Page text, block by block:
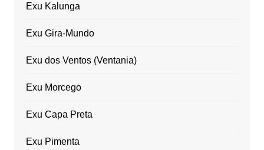
Exu Kalunga
Exu Gira-Mundo
Exu dos Ventos (Ventania)
Exu Morcego
Exu Capa Preta
Exu Pimenta